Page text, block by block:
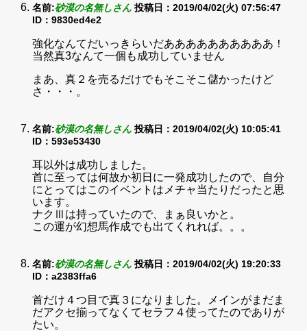
名前:砂漠の名無しさん 投稿日：2019/04/02(火) 07:56:47
ID：9830ed4e2
強化なんてだいっきらいだああああああああああ！
当然真3なんて一個も成功していません
まあ、真２を売るだけでもそこそこ儲かったけど
さ・・・。
名前:砂漠の名無しさん 投稿日：2019/04/02(火) 10:05:41
ID：593e53430
耳以外は成功しました。
首に至っては何故か初日に一発成功したので、自分
にとってはこのイベントはメチャ当たりだったと思
います。
ナクⅢは持っていたので、まぁ良いかと。
この運が幻想馬作成でも出てくれれば。。。
名前:砂漠の名無しさん 投稿日：2019/04/02(火) 19:20:33
ID：a2383ffa6
首だけ４つ目で真３になりました。メインがまだま
だアクセ揃ってなくてセラフ４使ってたのでありが
たい。